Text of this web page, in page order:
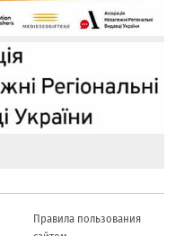
Правила пользования